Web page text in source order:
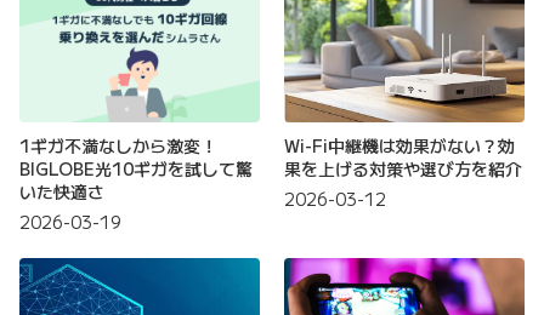
1ギガ不満なしから激変！
BIGLOBE光10ギガを試して驚
いた快適さ
2026-03-19
Wi-Fi中継機は効果がない？効
果を上げる対策や選び方を紹介
2026-03-12